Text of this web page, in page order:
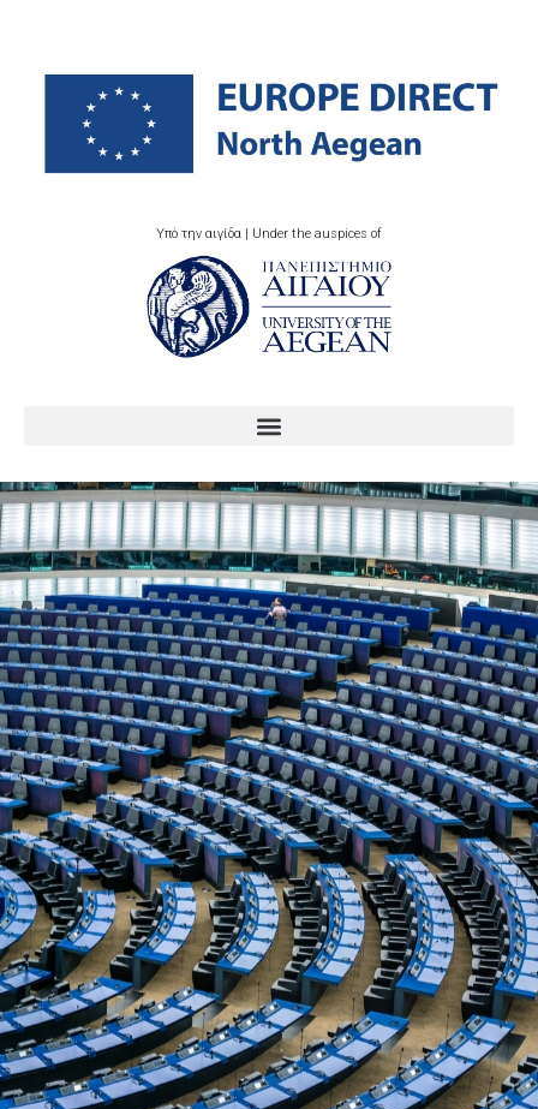
Υπό την αιγίδα | Under the auspices of